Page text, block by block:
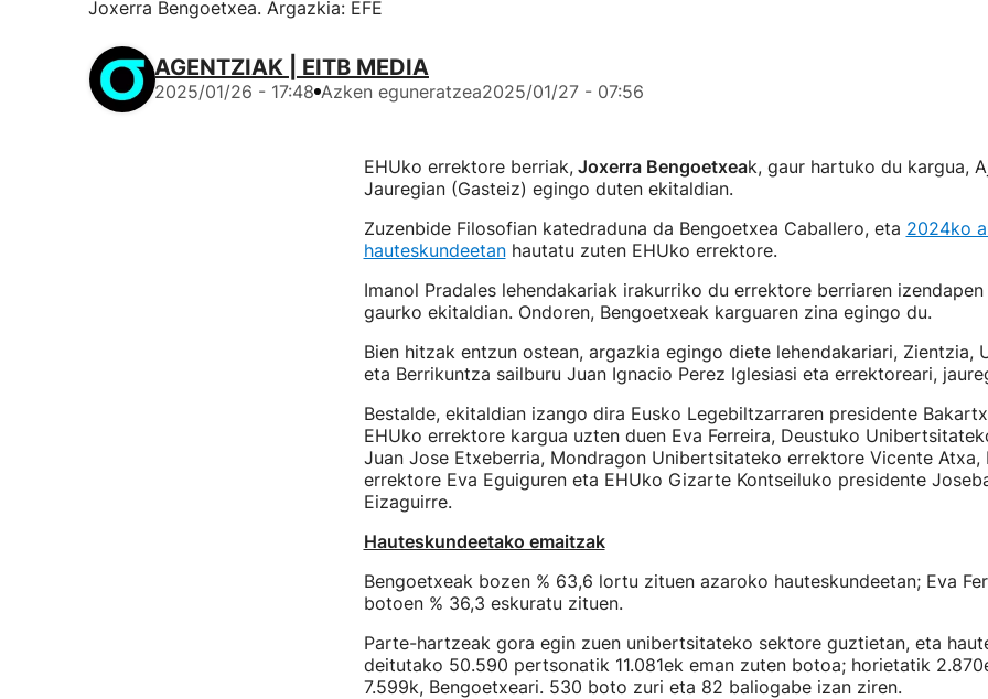
Joxerra Bengoetxea. Argazkia: EFE
AGENTZIAK | EITB MEDIA
2025/01/26 - 17:48 Azken eguneratzea2025/01/27 - 07:56
EHUko errektore berriak,Joxerra Bengoetxeak, gaur hartuko du kargua,
Jauregian (Gasteiz) egingo duten ekitaldian.
Zuzenbide Filosofian katedraduna da Bengoetxea Caballero, eta 2024ko
hauteskundeetanhautatu zuten EHUko errektore.
Imanol Pradales lehendakariak irakurriko du errektore berriaren
gaurko ekitaldian. Ondoren, Bengoetxeak karguaren zina egingo du.
Bien hitzak entzun ostean, argazkia egingo diete lehendakariari, Zientzia,
eta Berrikuntza sailburu Juan Ignacio Perez Iglesiasi eta errektoreari,
Bestalde, ekitaldian izango dira Eusko Legebiltzarraren presidente
EHUko errektore kargua uzten duen Eva Ferreira, Deustuko
Juan Jose Etxeberria, Mondragon Unibertsitateko errektore Vicente Atxa,
errektore Eva Eguiguren eta EHUko Gizarte Kontseiluko presidente
Eizaguirre.
Hauteskundeetako emaitzak
Bengoetxeak bozen % 63,6 lortu zituen azaroko hauteskundeetan; Eva
botoen % 36,3 eskuratu zituen.
Parte-hartzeak gora egin zuen unibertsitateko sektore guztietan, eta
deitutako 50.590 pertsonatik 11.081ek eman zuten botoa; horietatik
7.599k, Bengoetxeari. 530 boto zuri eta 82 baliogabe izan ziren.